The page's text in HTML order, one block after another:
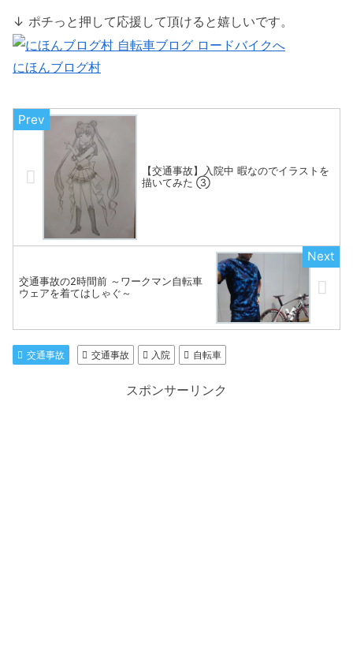
↓ ポチっと押して応援して頂けると嬉しいです。
にほんブログ村
【交通事故】入院中 暇なのでイラストを
描いてみた ③
交通事故の2時間前 ～ワークマン自転車
ウェアを着てはしゃぐ～
交通事故 交通事故 入院 自転車
スポンサーリンク